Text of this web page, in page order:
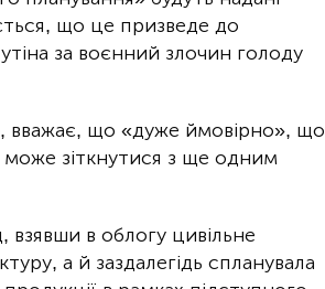
що це призведе до
за воєнний злочин голоду
вважає, що «дуже ймовірно», що
може зіткнутися з ще одним
взявши в облогу цивільне
а й заздалегідь спланувала